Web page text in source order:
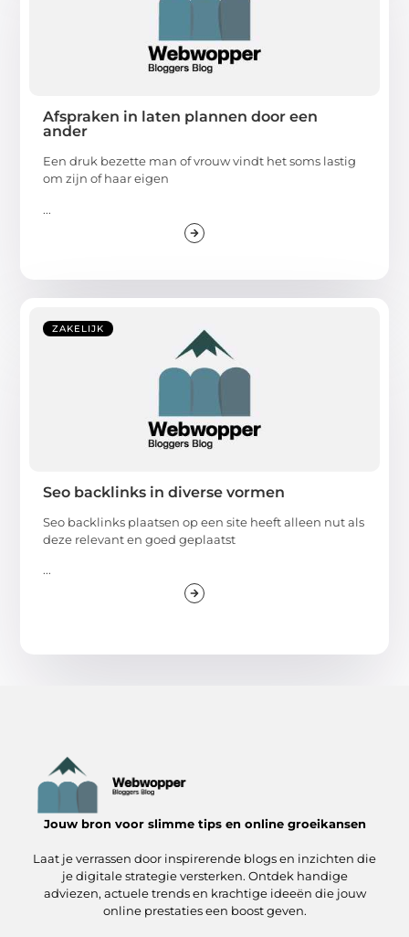
Afspraken in laten plannen door een
ander
Een druk bezette man of vrouw vindt het soms lastig
om zijn of haar eigen
...
ZAKELIJK
Seo backlinks in diverse vormen
Seo backlinks plaatsen op een site heeft alleen nut als
deze relevant en goed geplaatst
...
Jouw bron voor slimme tips en online groeikansen
Laat je verrassen door inspirerende blogs en inzichten die
je digitale strategie versterken. Ontdek handige
adviezen, actuele trends en krachtige ideeën die jouw
online prestaties een boost geven.